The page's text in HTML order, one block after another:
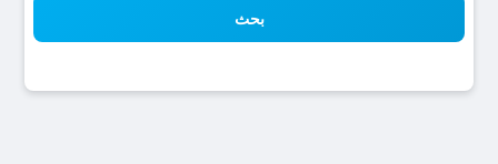
بحث